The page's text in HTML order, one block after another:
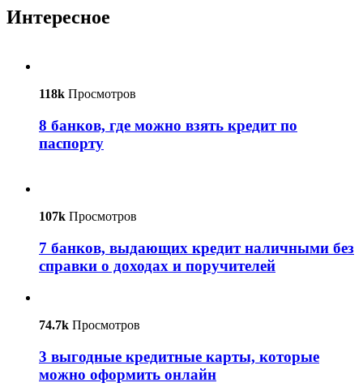
Интересное
118k Просмотров
8 банков, где можно взять кредит по
паспорту
107k Просмотров
7 банков, выдающих кредит наличными без
справки о доходах и поручителей
74.7k Просмотров
3 выгодные кредитные карты, которые
можно оформить онлайн